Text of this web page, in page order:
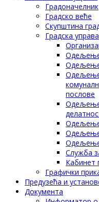
Градоначелник
Градско веће
Скупштина
Градска управа
Одељење
Одељење
Одељење
послове
Одељење
Одељење
Одељење
Одељење
Служба
Кабинет
Графички
Предузећа и
Документа